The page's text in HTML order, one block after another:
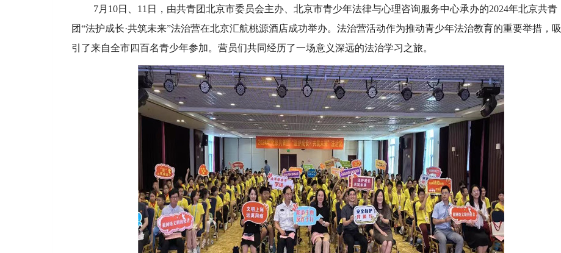
7月10日、11日，由共青团北京市委员会主办、北京市青少年法律与心理咨询服务中心承办的2024年北京共青
团“法护成长·共筑未来”法治营在北京汇航桃源酒店成功举办。 法治营活动作为推动青少年法治教育的重要举措，吸
引了来自全市四百名青少年参加。营员们共同经历了一场意义深远的法治学习之旅。